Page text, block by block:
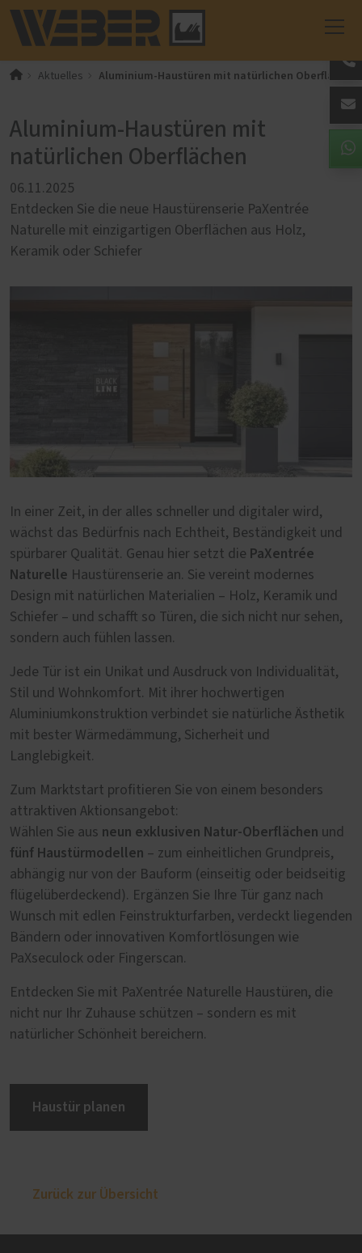
Aktuelles Aluminium-Haustüren mit natürlichen Oberflächen
Aluminium-Haustüren mit
natürlichen Oberflächen
06.11.2025
Entdecken Sie die neue Haustürenserie PaXentrée
Naturelle mit einzigartigen Oberflächen aus Holz,
Keramik oder Schiefer
In einer Zeit, in der alles schneller und digitaler wird,
wächst das Bedürfnis nach Echtheit, Beständigkeit und
spürbarer Qualität. Genau hier setzt die PaXentrée
Naturelle Haustürenserie an. Sie vereint modernes
Design mit natürlichen Materialien – Holz, Keramik und
Schiefer – und schafft so Türen, die sich nicht nur sehen,
sondern auch fühlen lassen.
Jede Tür ist ein Unikat und Ausdruck von Individualität,
Stil und Wohnkomfort. Mit ihrer hochwertigen
Aluminiumkonstruktion verbindet sie natürliche Ästhetik
mit bester Wärmedämmung, Sicherheit und
Langlebigkeit.
Zum Marktstart profitieren Sie von einem besonders
attraktiven Aktionsangebot:
Wählen Sie aus neun exklusiven Natur-Oberflächen und
fünf Haustürmodellen – zum einheitlichen Grundpreis,
abhängig nur von der Bauform (einseitig oder beidseitig
flügelüberdeckend). Ergänzen Sie Ihre Tür ganz nach
Wunsch mit edlen Feinstrukturfarben, verdeckt liegenden
Bändern oder innovativen Komfortlösungen wie
PaXseculock oder Fingerscan.
Entdecken Sie mit PaXentrée Naturelle Haustüren, die
nicht nur Ihr Zuhause schützen – sondern es mit
natürlicher Schönheit bereichern.
Haustür planen
Zurück zur Übersicht